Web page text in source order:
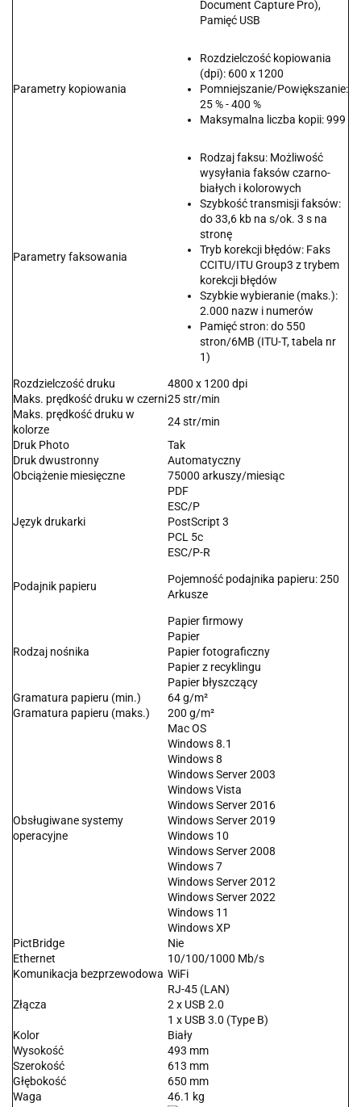
Document Capture Pro),
Pamięć USB
Parametry kopiowania
Rozdzielczość kopiowania
(dpi): 600 x 1200
Pomniejszanie/Powiększanie:
25 % - 400 %
Maksymalna liczba kopii: 999
Parametry faksowania
Rodzaj faksu: Możliwość
wysyłania faksów czarno-
białych i kolorowych
Szybkość transmisji faksów:
do 33,6 kb na s/ok. 3 s na
stronę
Tryb korekcji błędów: Faks
CCITU/ITU Group3 z trybem
korekcji błędów
Szybkie wybieranie (maks.):
2.000 nazw i numerów
Pamięć stron: do 550
stron/6MB (ITU-T, tabela nr
1)
Rozdzielczość druku
4800 x 1200 dpi
Maks. prędkość druku w czerni25 str/min
Maks. prędkość druku w
kolorze
24 str/min
Druk Photo
Tak
Druk dwustronny
Automatyczny
Obciążenie miesięczne
75000 arkuszy/miesiąc
Język drukarki
PDF
ESC/P
PostScript 3
PCL 5c
ESC/P-R
Podajnik papieru
Pojemność podajnika papieru: 250
Arkusze
Rodzaj nośnika
Papier firmowy
Papier
Papier fotograficzny
Papier z recyklingu
Papier błyszczący
Gramatura papieru (min.)
64 g/m²
Gramatura papieru (maks.)
200 g/m²
Obsługiwane systemy
operacyjne
Mac OS
Windows 8.1
Windows 8
Windows Server 2003
Windows Vista
Windows Server 2016
Windows Server 2019
Windows 10
Windows Server 2008
Windows 7
Windows Server 2012
Windows Server 2022
Windows 11
Windows XP
PictBridge
Nie
Ethernet
10/100/1000 Mb/s
Komunikacja bezprzewodowa WiFi
Złącza
RJ-45 (LAN)
2 x USB 2.0
1 x USB 3.0 (Type B)
Kolor
Biały
Wysokość
493 mm
Szerokość
613 mm
Głębokość
650 mm
Waga
46.1 kg